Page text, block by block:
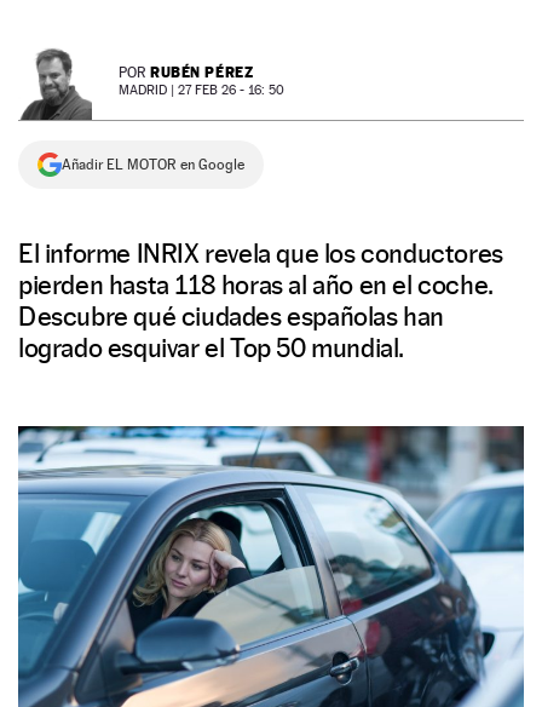
SÍGUENOS
POR RUBÉN PÉREZ
MADRID | 27 FEB 26 - 16: 50
Añadir EL MOTOR en Google
El informe INRIX revela que los conductores
pierden hasta 118 horas al año en el coche.
Descubre qué ciudades españolas han
logrado esquivar el Top 50 mundial.